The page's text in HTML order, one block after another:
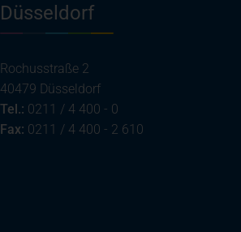
Düsseldorf
Rochusstraße 2
40479 Düsseldorf
Tel.: 0211 / 4 400 - 0
Fax: 0211 / 4 400 - 2 610